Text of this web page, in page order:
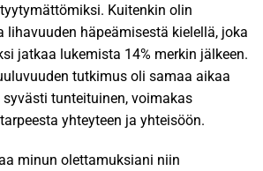
Kuitenkin olin
lihavuuden häpeämisestä kielellä, joka
jatkaa lukemista 14% merkin jälkeen.
tutkimus oli samaa aikaa
tunteituinen, voimakas
yhteyteen ja yhteisöön.
minun olettamuksiani niin